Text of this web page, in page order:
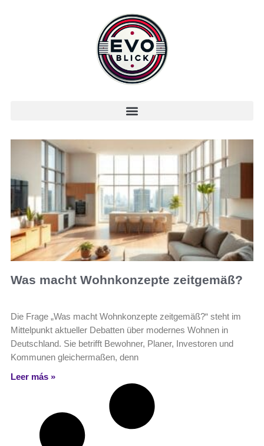
Was macht Wohnkonzepte zeitgemäß?
Die Frage „Was macht Wohnkonzepte zeitgemäß?“ steht im
Mittelpunkt aktueller Debatten über modernes Wohnen in
Deutschland. Sie betrifft Bewohner, Planer, Investoren und
Kommunen gleichermaßen, denn
Leer más »